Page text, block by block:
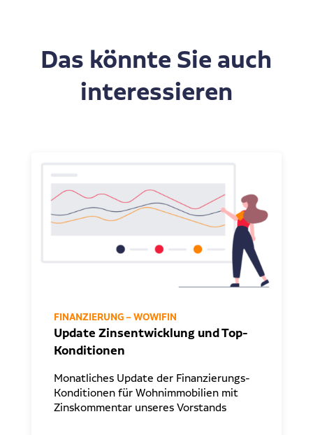
Das könnte Sie auch
interessieren
FINANZIERUNG – WOWIFIN
Update Zinsentwicklung und Top-
Konditionen
Monatliches Update der Finanzierungs-
Konditionen für Wohnimmobilien mit
Zinskommentar unseres Vorstands